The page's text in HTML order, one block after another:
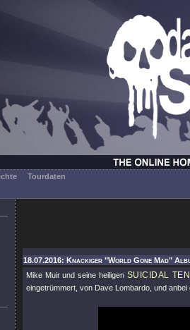
Tourdaten
18.07.2016: Knackiger "World Gone Mad"
Mike Muir und seine heiligen SUICIDAL
eingetrümmert, von Dave Lombardo, und